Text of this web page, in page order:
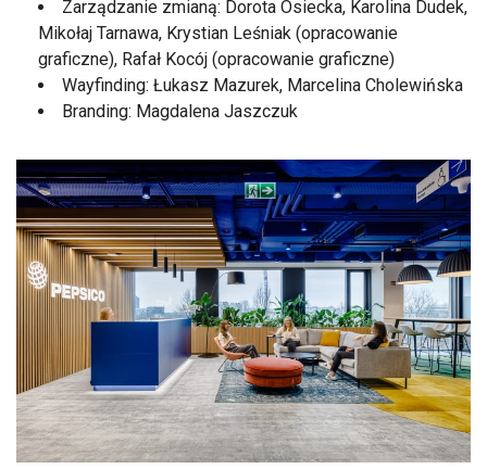
Zarządzanie zmianą: Dorota Osiecka, Karolina Dudek,
Mikołaj Tarnawa, Krystian Leśniak (opracowanie
graficzne), Rafał Kocój (opracowanie graficzne)
Wayfinding: Łukasz Mazurek, Marcelina Cholewińska
Branding: Magdalena Jaszczuk